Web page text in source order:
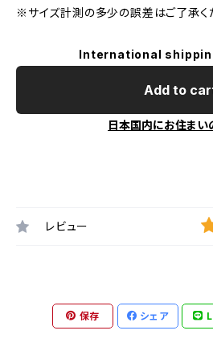
※サイズ計測の多少の誤差はご了承く
International
Add to
日本国内にお住まい
レビュー
保存 シェア